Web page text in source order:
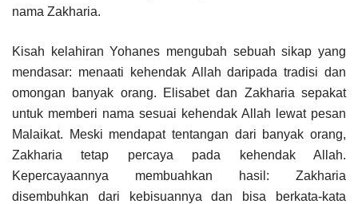
nama Zakharia.
Kisah kelahiran Yohanes mengubah sebuah sikap yang
mendasar: menaati kehendak Allah daripada tradisi dan
omongan banyak orang. Elisabet dan Zakharia sepakat
untuk memberi nama sesuai kehendak Allah lewat pesan
Malaikat. Meski mendapat tentangan dari banyak orang,
Zakharia tetap percaya pada kehendak Allah.
Kepercayaannya membuahkan hasil: Zakharia
disembuhkan dari kebisuannya dan bisa berkata-kata